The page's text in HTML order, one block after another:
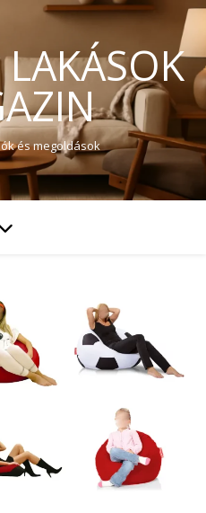
és megoldások